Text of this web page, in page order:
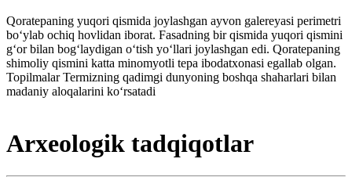
Qoratepaning yuqori qismida joylashgan ayvon galereyasi perimetri
boʻylab ochiq hovlidan iborat. Fasadning bir qismida yuqori qismini
gʻor bilan bogʻlaydigan oʻtish yoʻllari joylashgan edi. Qoratepaning
shimoliy qismini katta minomyotli tepa ibodatxonasi egallab olgan.
Topilmalar Termizning qadimgi dunyoning boshqa shaharlari bilan
madaniy aloqalarini koʻrsatadi
Arxeologik tadqiqotlar